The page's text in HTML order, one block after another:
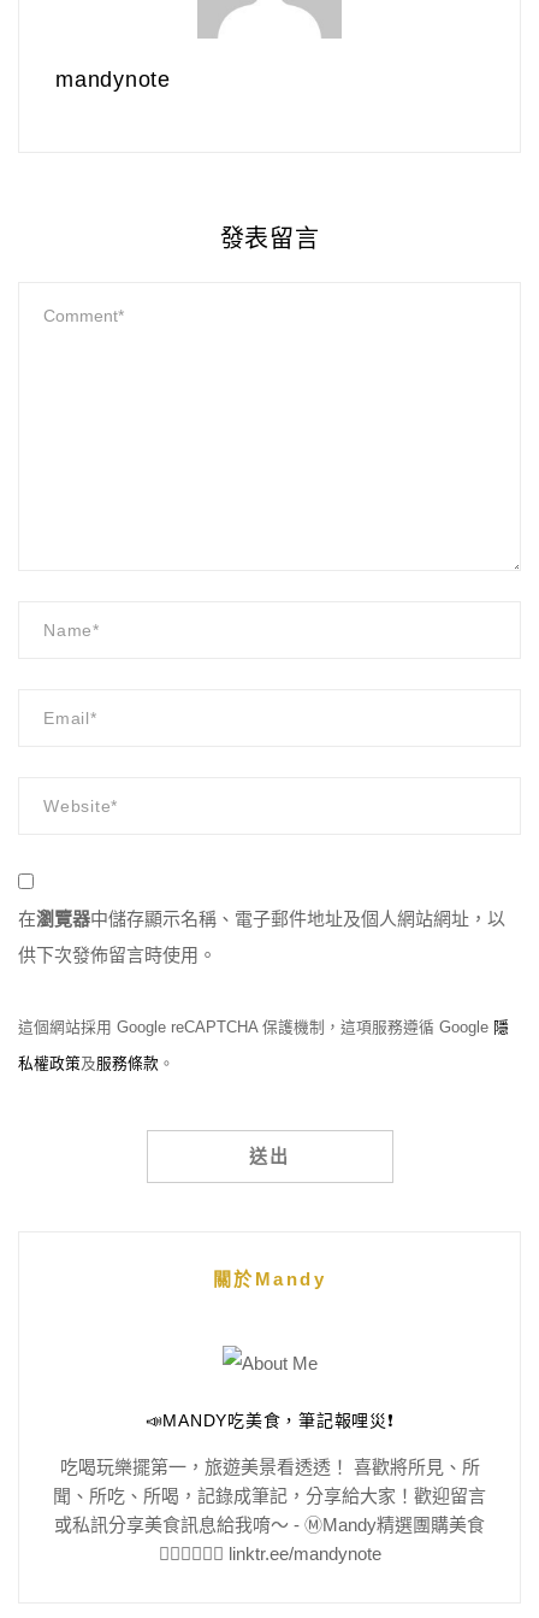
mandynote
發表留言
在瀏覽器中儲存顯示名稱、電子郵件地址及個人網站網址，以
供下次發佈留言時使用。
這個網站採用 Google reCAPTCHA 保護機制，這項服務遵循 Google 隱
私權政策及服務條款 。
關於Mandy
📣MANDY吃美食，筆記報哩災❗️
吃喝玩樂擺第一，旅遊美景看透透！ 喜歡將所見、所
聞、所吃、所喝，記錄成筆記，分享給大家！歡迎留言
或私訊分享美食訊息給我唷～ - Ⓜ️Mandy精選團購美食
👇🏻👇🏻👇🏻 linktr.ee/mandynote